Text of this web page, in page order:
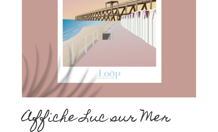
Affiche Luc sur Mer